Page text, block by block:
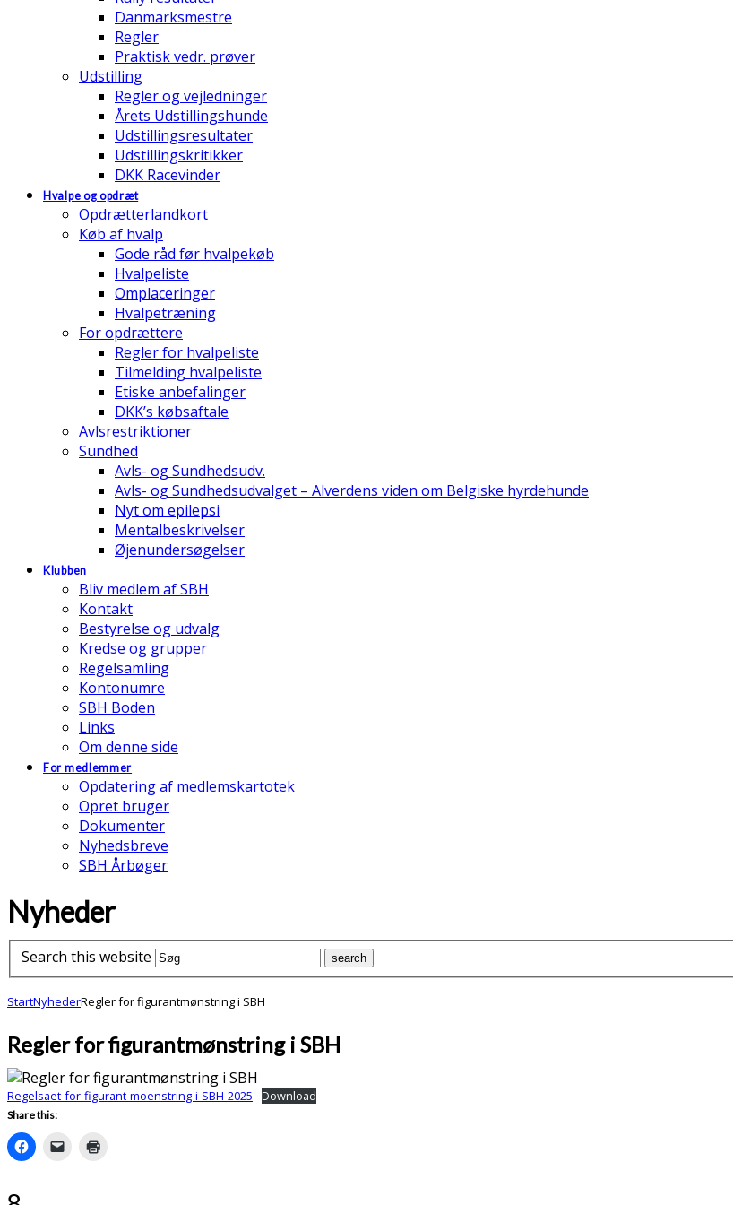
Danmarksmestre
Regler
Praktisk vedr. prøver
Udstilling
Regler og vejledninger
Årets Udstillingshunde
Udstillingsresultater
Udstillingskritikker
DKK Racevinder
Hvalpe og opdræt
Opdrætterlandkort
Køb af hvalp
Gode råd før hvalpekøb
Hvalpeliste
Omplaceringer
Hvalpetræning
For opdrættere
Regler for hvalpeliste
Tilmelding hvalpeliste
Etiske anbefalinger
DKK’s købsaftale
Avlsrestriktioner
Sundhed
Avls- og Sundhedsudv.
Avls- og Sundhedsudvalget – Alverdens viden om Belgiske hyrdehunde
Nyt om epilepsi
Mentalbeskrivelser
Øjenundersøgelser
Klubben
Bliv medlem af SBH
Kontakt
Bestyrelse og udvalg
Kredse og grupper
Regelsamling
Kontonumre
SBH Boden
Links
Om denne side
For medlemmer
Opdatering af medlemskartotek
Opret bruger
Dokumenter
Nyhedsbreve
SBH Årbøger
Nyheder
Search this website
StartNyhederRegler for figurantmønstring i SBH
Regler for figurantmønstring i SBH
Regelsaet-for-figurant-moenstring-i-SBH-2025 Download
Share this: